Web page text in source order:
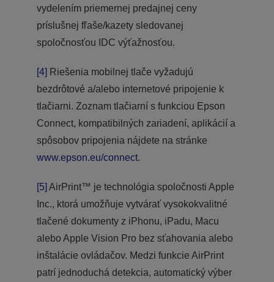
vydelením priemernej predajnej ceny
príslušnej fľaše/kazety sledovanej
spoločnosťou IDC výťažnosťou.
[4] Riešenia mobilnej tlače vyžadujú
bezdrôtové a/alebo internetové pripojenie k
tlačiarni. Zoznam tlačiarní s funkciou Epson
Connect, kompatibilných zariadení, aplikácií a
spôsobov pripojenia nájdete na stránke
www.epson.eu/connect.
[5] AirPrint™ je technológia spoločnosti Apple
Inc., ktorá umožňuje vytvárať vysokokvalitné
tlačené dokumenty z iPhonu, iPadu, Macu
alebo Apple Vision Pro bez sťahovania alebo
inštalácie ovládačov. Medzi funkcie AirPrint
patrí jednoduchá detekcia, automatický výber